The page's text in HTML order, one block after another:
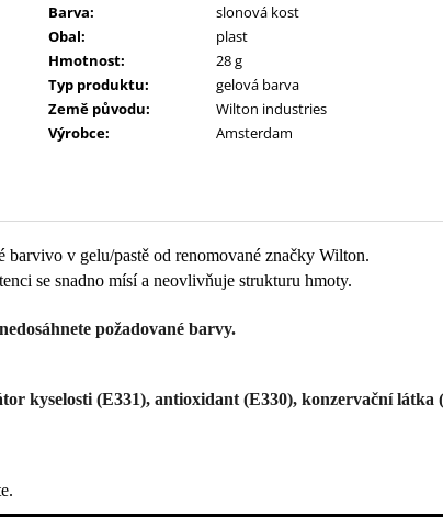
Barva:
slonová kost
Obal:
plast
Hmotnost:
28 g
Typ produktu:
gelová barva
Země původu:
Wilton industries
Výrobce: Amsterdam
v gelu/pastě od renomované značky Wilton.
se snadno mísí a neovlivňuje strukturu hmoty.
požadované barvy.
kyselosti (E331), antioxidant (E330), konzervační látka